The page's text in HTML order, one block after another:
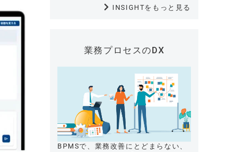
INSIGHTをもっと見る
業務プロセスのDX
BPMSで、業務改善にとどまらない、